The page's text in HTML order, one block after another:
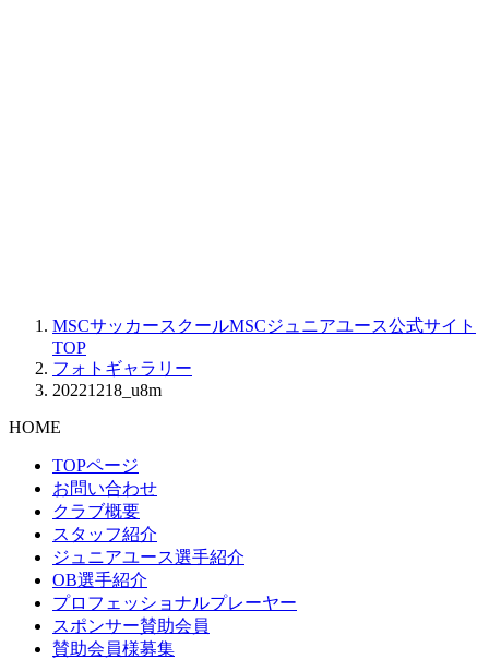
MSCサッカースクールMSCジュニアユース公式サイト
TOP
フォトギャラリー
20221218_u8m
HOME
TOPページ
お問い合わせ
クラブ概要
スタッフ紹介
ジュニアユース選手紹介
OB選手紹介
プロフェッショナルプレーヤー
スポンサー賛助会員
賛助会員様募集